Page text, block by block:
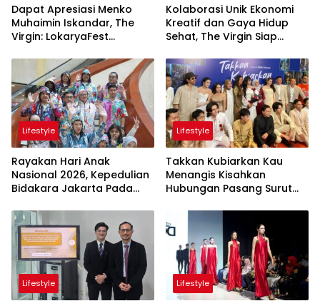
Dapat Apresiasi Menko
Muhaimin Iskandar, The
Virgin: LokaryaFest
Pertemukan Kolaborasi
Kolaborasi Unik Ekonomi
Kreatif dan Gaya Hidup
Sehat, The Virgin Siap
LokaryaFest 2026
Lifestyle
Rayakan Hari Anak
Nasional 2026, Kepedulian
Bidakara Jakarta Pada
Lewat Acara Where Hope
Begins
Lifestyle
Takkan Kubiarkan Kau
Menangis Kisahkan
Hubungan Pasang Surut
Lifestyle Lifestyle